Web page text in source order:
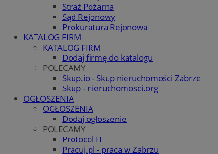
Straż Pożarna
Sąd Rejonowy
Prokuratura Rejonowa
KATALOG FIRM
KATALOG FIRM
Dodaj firmę do katalogu
POLECAMY
Skup.io - Skup nieruchomości Zabrze
Skup - nieruchomosci.org
OGŁOSZENIA
OGŁOSZENIA
Dodaj ogłoszenie
POLECAMY
Protocol IT
Pracuj.pl - praca w Zabrzu